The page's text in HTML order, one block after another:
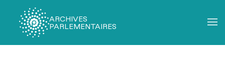
ARCHIVES
PARLEMENTAIRES